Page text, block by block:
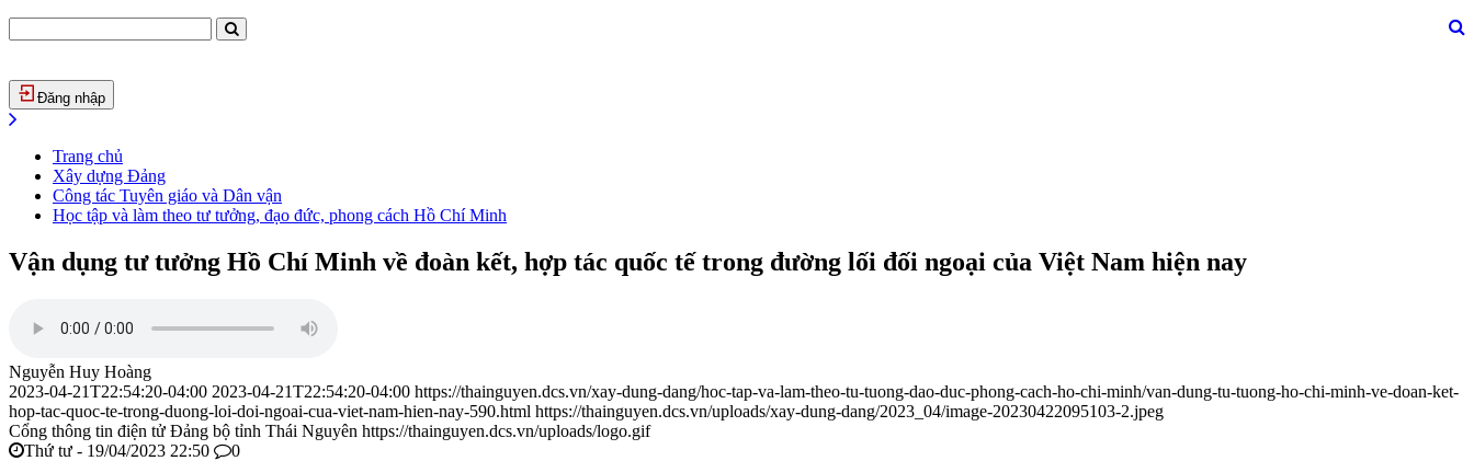
Đăng nhập
Trang chủ
Xây dựng Đảng
Công tác Tuyên giáo và Dân vận
Học tập và làm theo tư tưởng, đạo đức, phong cách Hồ Chí Minh
Vận dụng tư tưởng Hồ Chí Minh về đoàn kết, hợp tác quốc tế trong đường lối đối ngoại của Việt Nam hiện nay
Nguyễn Huy Hoàng
2023-04-21T22:54:20-04:00 2023-04-21T22:54:20-04:00 https://thainguyen.dcs.vn/xay-dung-dang/hoc-tap-va-lam-theo-tu-tuong-dao-duc-phong-cach-ho-chi-minh/van-dung-tu-tuong-ho-chi-minh-ve-doan-ket-
hop-tac-quoc-te-trong-duong-loi-doi-ngoai-cua-viet-nam-hien-nay-590.html https://thainguyen.dcs.vn/uploads/xay-dung-dang/2023_04/image-20230422095103-2.jpeg
Cổng thông tin điện tử Đảng bộ tỉnh Thái Nguyên https://thainguyen.dcs.vn/uploads/logo.gif
Thứ tư - 19/04/2023 22:50
0